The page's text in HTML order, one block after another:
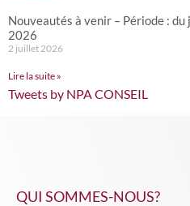
Nouveautés à venir – Période :
2026
2 juillet 2026
Lire la suite »
Tweets by NPA CONSEIL
QUI SOMMES-NOUS?